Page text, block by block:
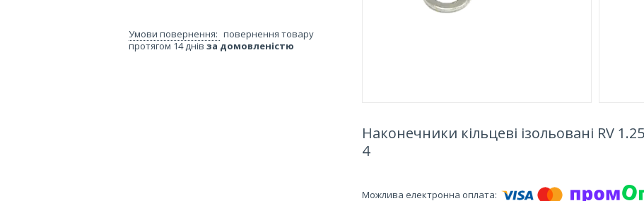
Наконечники кільцеві ізольовані RV
4
повернення товару
протягом 14 днів за домовленістю